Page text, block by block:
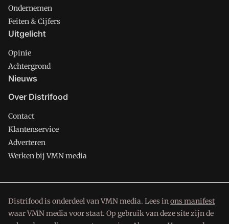
Ondernemen
Feiten & Cijfers
Uitgelicht
Opinie
Achtergrond
Nieuws
Over Distrifood
Contact
Klantenservice
Adverteren
Werken bij VMN media
Distrifood is onderdeel van VMN media. Lees inons manifest
waar VMN media voor staat. Op gebruik van deze site zijn de